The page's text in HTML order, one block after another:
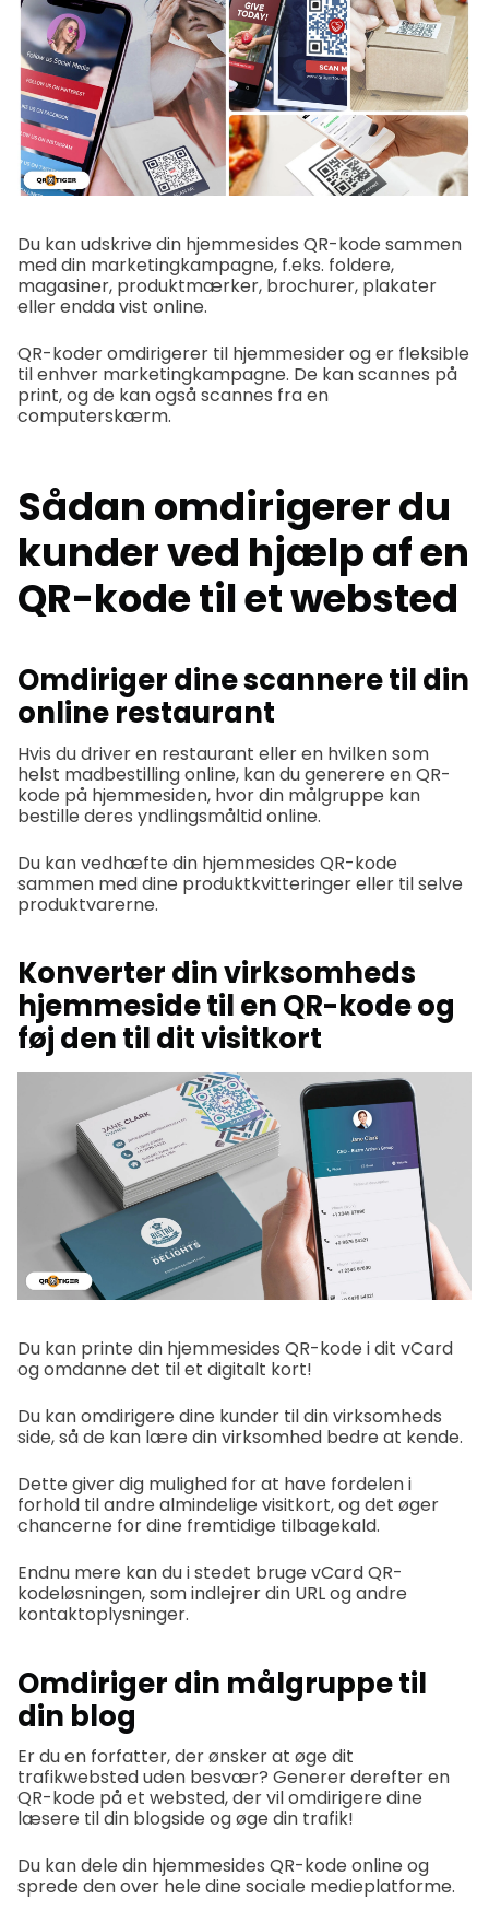
Du kan udskrive din hjemmesides QR-kode sammen
med din marketingkampagne, f.eks. foldere,
magasiner, produktmærker, brochurer, plakater
eller endda vist online.
QR-koder omdirigerer til hjemmesider og er fleksible
til enhver marketingkampagne. De kan scannes på
print, og de kan også scannes fra en
computerskærm.
Sådan omdirigerer du
kunder ved hjælp af en
QR-kode til et websted
Omdiriger dine scannere til din
online restaurant
Hvis du driver en restaurant eller en hvilken som
helst madbestilling online, kan du generere en QR-
kode på hjemmesiden, hvor din målgruppe kan
bestille deres yndlingsmåltid online.
Du kan vedhæfte din hjemmesides QR-kode
sammen med dine produktkvitteringer eller til selve
produktvarerne.
Konverter din virksomheds
hjemmeside til en QR-kode og
føj den til dit visitkort
Du kan printe din hjemmesides QR-kode i dit vCard
og omdanne det til et digitalt kort!
Du kan omdirigere dine kunder til din virksomheds
side, så de kan lære din virksomhed bedre at kende.
Dette giver dig mulighed for at have fordelen i
forhold til andre almindelige visitkort, og det øger
chancerne for dine fremtidige tilbagekald.
Endnu mere kan du i stedet bruge vCard QR-
kodeløsningen, som indlejrer din URL og andre
kontaktoplysninger.
Omdiriger din målgruppe til
din blog
Er du en forfatter, der ønsker at øge dit
trafikwebsted uden besvær? Generer derefter en
QR-kode på et websted, der vil omdirigere dine
læsere til din blogside og øge din trafik!
Du kan dele din hjemmesides QR-kode online og
sprede den over hele dine sociale medieplatforme.